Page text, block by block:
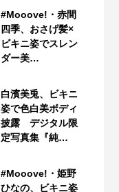
#Mooove!・赤間
四季、おさげ髪×
ビキニ姿でスレン
ダー美…
白濱美兎、ビキニ
姿で色白美ボディ
披露 デジタル限
定写真集『純…
#Mooove!・姫野
ひなの、ビキニ姿